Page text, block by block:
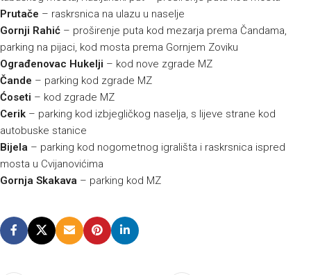
Prutače – raskrsnica na ulazu u naselje
Gornji Rahić – proširenje puta kod mezarja prema Čandama,
parking na pijaci, kod mosta prema Gornjem Zoviku
Ograđenovac Hukelji – kod nove zgrade MZ
Čande – parking kod zgrade MZ
Ćoseti – kod zgrade MZ
Cerik – parking kod izbjegličkog naselja, s lijeve strane kod
autobuske stanice
Bijela – parking kod nogometnog igrališta i raskrsnica ispred
mosta u Cvijanovićima
Gornja Skakava – parking kod MZ